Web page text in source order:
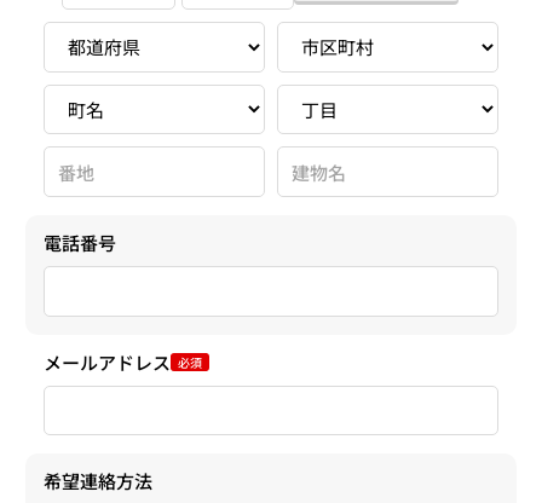
電話番号
メールアドレス 必須
希望連絡方法